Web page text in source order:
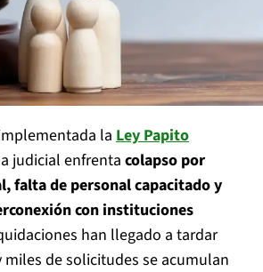
la Ley Papito
judicial enfrenta colapso por
falta de personal capacitado y
con instituciones
han llegado a tardar
miles de solicitudes se acumulan